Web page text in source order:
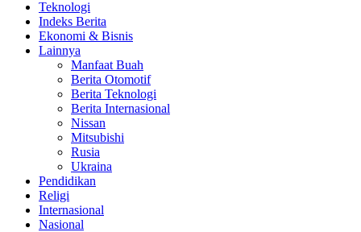
Teknologi
Indeks Berita
Ekonomi & Bisnis
Lainnya
Manfaat Buah
Berita Otomotif
Berita Teknologi
Berita Internasional
Nissan
Mitsubishi
Rusia
Ukraina
Pendidikan
Religi
Internasional
Nasional